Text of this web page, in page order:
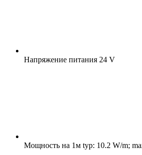
Напряжение питания 24 V
Мощность на 1м typ: 10.2 W/m;